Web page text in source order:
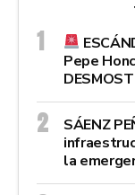
Pepe
SÁENZ
la